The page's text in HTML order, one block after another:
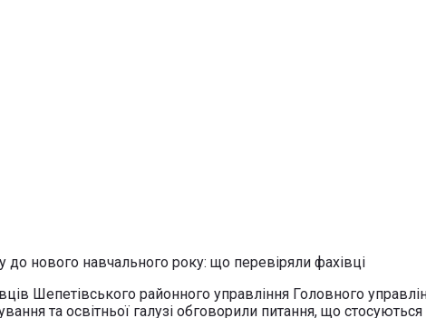
Шепетівського районного управління Головного
та освітньої галузі обговорили питання, що